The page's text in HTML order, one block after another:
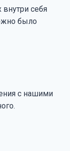
себя
было
с нашими